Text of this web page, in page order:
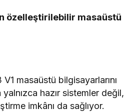
özelleştirilebilir masaüstü
masaüstü bilgisayarlarını
hazır sistemler değil,
imkânı da sağlıyor.